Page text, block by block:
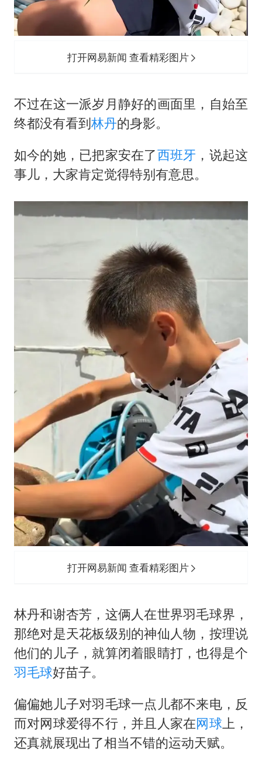
打开网易新闻 查看精彩图片
不过在这一派岁月静好的画面里，自始至
终都没有看到林丹的身影。
如今的她，已把家安在了西班牙 ，说起这
事儿，大家肯定觉得特别有意思。
打开网易新闻 查看精彩图片
林丹和谢杏芳，这俩人在世界羽毛球界，
那绝对是天花板级别的神仙人物，按理说
他们的儿子，就算闭着眼睛打，也得是个
羽毛球好苗子。
偏偏她儿子对羽毛球一点儿都不来电，反
而对网球爱得不行，并且人家在网球上，
还真就展现出了相当不错的运动天赋。